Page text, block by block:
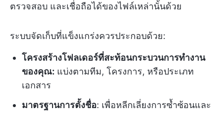
ตรวจสอบ และเชื่อถือได้ของไฟล์เหล่านั้นด้วย
ระบบจัดเก็บที่แข็งแกร่งควรประกอบด้วย:
โครงสร้างโฟลเดอร์ที่สะท้อนกระบวนการทำงาน
ของคุณ: แบ่งตามทีม, โครงการ, หรือประเภท
เอกสาร
มาตรฐานการตั้งชื่อ: เพื่อหลีกเลี่ยงการซ้ำซ้อนและ